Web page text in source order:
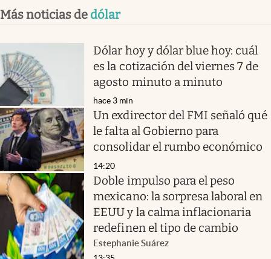
Más noticias de dólar
Dólar hoy y dólar blue hoy: cuál
es la cotización del viernes 7 de
agosto minuto a minuto
hace 3 min
Un exdirector del FMI señaló qué
le falta al Gobierno para
consolidar el rumbo económico
14:20
Doble impulso para el peso
mexicano: la sorpresa laboral en
EEUU y la calma inflacionaria
redefinen el tipo de cambio
Estephanie Suárez